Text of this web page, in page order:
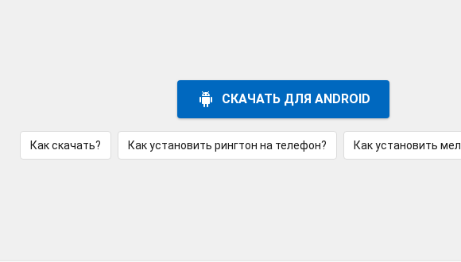
СКАЧАТЬ ДЛЯ ANDROID
Как скачать? Как установить рингтон на телефон? Как установить